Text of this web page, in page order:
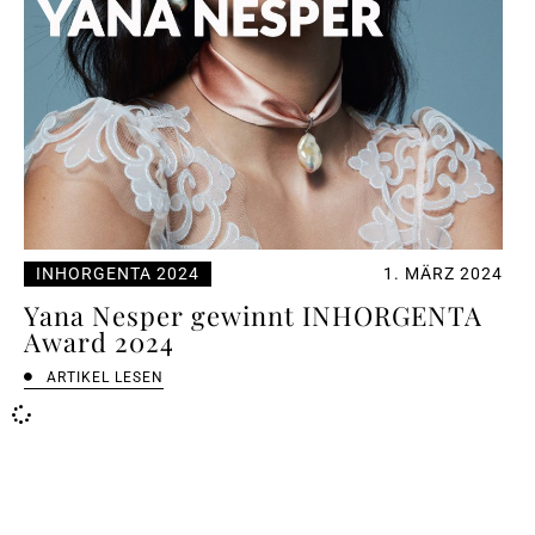
INHORGENTA 2024 1. MÄRZ 2024
Yana Nesper gewinnt INHORGENTA
Award 2024
ARTIKEL LESEN